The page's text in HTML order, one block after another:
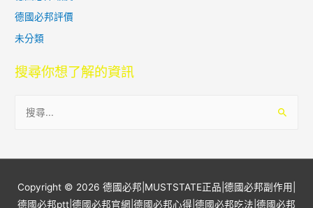
德國必邦評價
未分類
搜尋你想了解的資訊
鍵
Copyright © 2026 德國必邦|MUSTSTATE正品|德國必邦副作用|
德國必邦ptt|德國必邦官網|德國必邦心得|德國必邦吃法|德國必邦